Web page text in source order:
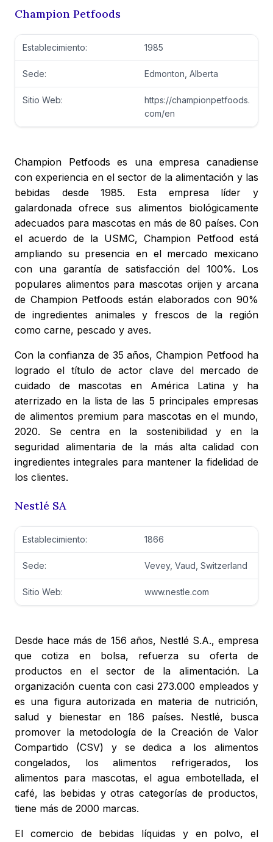
Champion Petfoods
Establecimiento: 1985
Sede: Edmonton, Alberta
Sitio Web:
https://championpetfoods.
com/en
Champion Petfoods es una empresa canadiense
con experiencia en el sector de la alimentación y las
bebidas desde 1985. Esta empresa líder y
galardonada ofrece sus alimentos biológicamente
adecuados para mascotas en más de 80 países. Con
el acuerdo de la USMC, Champion Petfood está
ampliando su presencia en el mercado mexicano
con una garantía de satisfacción del 100%. Los
populares alimentos para mascotas orijen y arcana
de Champion Petfoods están elaborados con 90%
de ingredientes animales y frescos de la región
como carne, pescado y aves.
Con la confianza de 35 años, Champion Petfood ha
logrado el título de actor clave del mercado de
cuidado de mascotas en América Latina y ha
aterrizado en la lista de las 5 principales empresas
de alimentos premium para mascotas en el mundo,
2020. Se centra en la sostenibilidad y en la
seguridad alimentaria de la más alta calidad con
ingredientes integrales para mantener la fidelidad de
los clientes.
Nestlé SA
Establecimiento: 1866
Sede: Vevey, Vaud, Switzerland
Sitio Web: www.nestle.com
Desde hace más de 156 años, Nestlé S.A., empresa
que cotiza en bolsa, refuerza su oferta de
productos en el sector de la alimentación. La
organización cuenta con casi 273.000 empleados y
es una figura autorizada en materia de nutrición,
salud y bienestar en 186 países. Nestlé, busca
promover la metodología de la Creación de Valor
Compartido (CSV) y se dedica a los alimentos
congelados, los alimentos refrigerados, los
alimentos para mascotas, el agua embotellada, el
café, las bebidas y otras categorías de productos,
tiene más de 2000 marcas.
El comercio de bebidas líquidas y en polvo, el